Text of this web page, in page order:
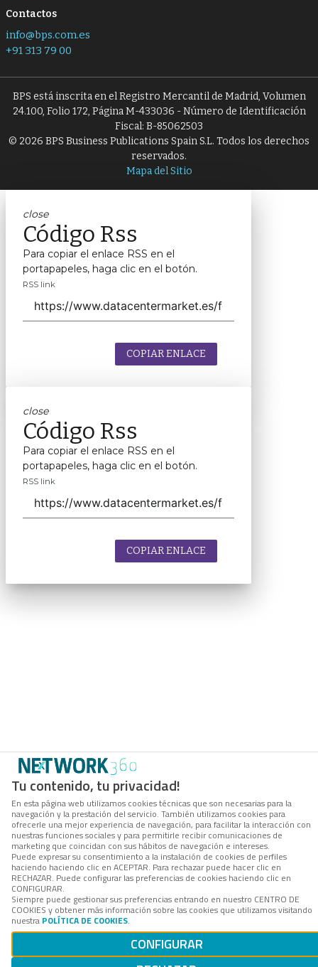
Tu contenido, tu privacidad!
En esta página web utilizamos cookies técnicas que son necesarias para la
navegación y la prestación del servicio. También utilizamos cookies para
ofrecerle una mejor experiencia de navegación, para facilitar la interacción con
nuestras funciones sociales y para permitirle recibir comunicaciones de
marketing que coincidan con sus hábitos de navegación e intereses.
Puede expresar su consentimiento a la instalación de cookies de perfiles
haciendo haciendo clic en ACEPTAR. Para rechazar puede hacer clic en
RECHAZAR. Puede configurar las preferencias de cookies haciendo clic en
CONFIGURAR.
Siempre puede gestionar sus preferencias entrando en nuestro CENTRO DE
COOKIES y obtener más información sobre las cookies que utilizamos visitando
nuestra POLÍTICA DE COOKIES.
CONFIGURAR
Contactos
info@bps.com.es
+91 313 79 00
BPS está inscrita en el Registro Mercantil de Madrid, Volumen
24.100, Folio 172, Página M-433036 - Número de Identificación
Fiscal: B-85062503
© 2026 BPS Business Publications Spain S.L. Todos los derechos
reservados.
Mapa del Sitio
close
Código Rss
Para copiar el enlace RSS en el
portapapeles, haga clic en el botón.
RSS link
COPIAR ENLACE
close
Código Rss
Para copiar el enlace RSS en el
portapapeles, haga clic en el botón.
RSS link
COPIAR ENLACE